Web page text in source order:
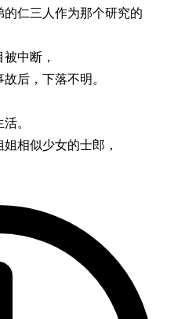
仁三人作为那个研究的
中断，
后，下落不明。
。
相似少女的士郎，